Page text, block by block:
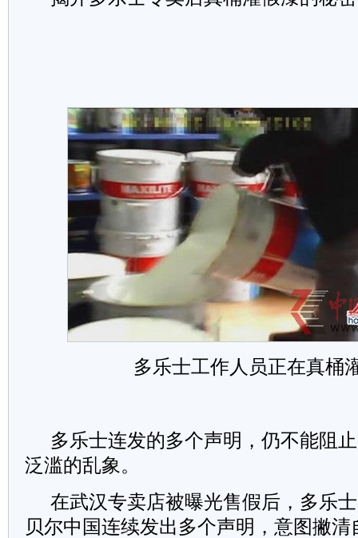
多乐士工作人员正在真桶
多乐士连发的多个声明，仍不能阻
泛滥的乱象。
在武汉专卖店被曝光售假后，多乐
贝尔中国连续发出多个声明，意图撇